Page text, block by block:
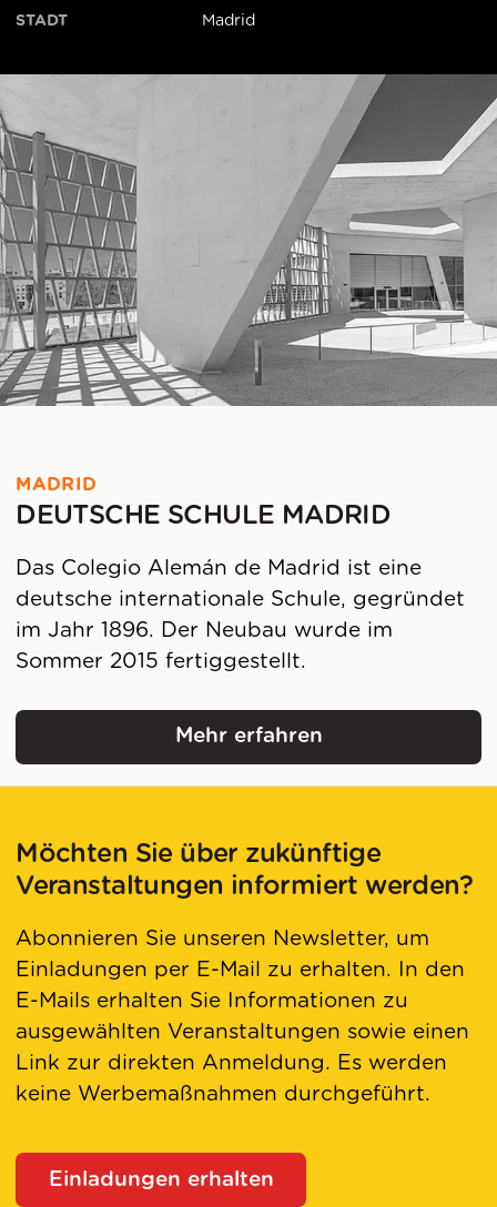
STADT Madrid
MADRID
DEUTSCHE SCHULE MADRID
Das Colegio Alemán de Madrid ist eine
deutsche internationale Schule, gegründet
im Jahr 1896. Der Neubau wurde im
Sommer 2015 fertiggestellt.
Mehr erfahren
Möchten Sie über zukünftige
Veranstaltungen informiert werden?
Abonnieren Sie unseren Newsletter, um
Einladungen per E-Mail zu erhalten. In den
E-Mails erhalten Sie Informationen zu
ausgewählten Veranstaltungen sowie einen
Link zur direkten Anmeldung. Es werden
keine Werbemaßnahmen durchgeführt.
Einladungen erhalten